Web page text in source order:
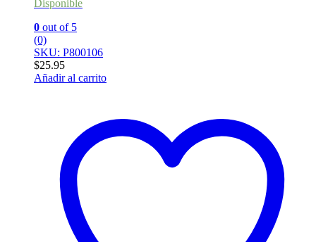
Disponible
0 out of 5
(0)
SKU: P800106
$25.95
Añadir al carrito